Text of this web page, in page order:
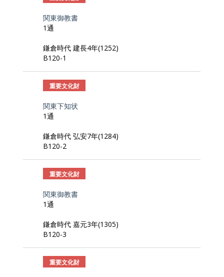
関東御教書
1通
鎌倉時代 建長4年(1252)
B120-1
重要文化財
関東下知状
1通
鎌倉時代 弘安7年(1284)
B120-2
重要文化財
関東御教書
1通
鎌倉時代 嘉元3年(1305)
B120-3
重要文化財